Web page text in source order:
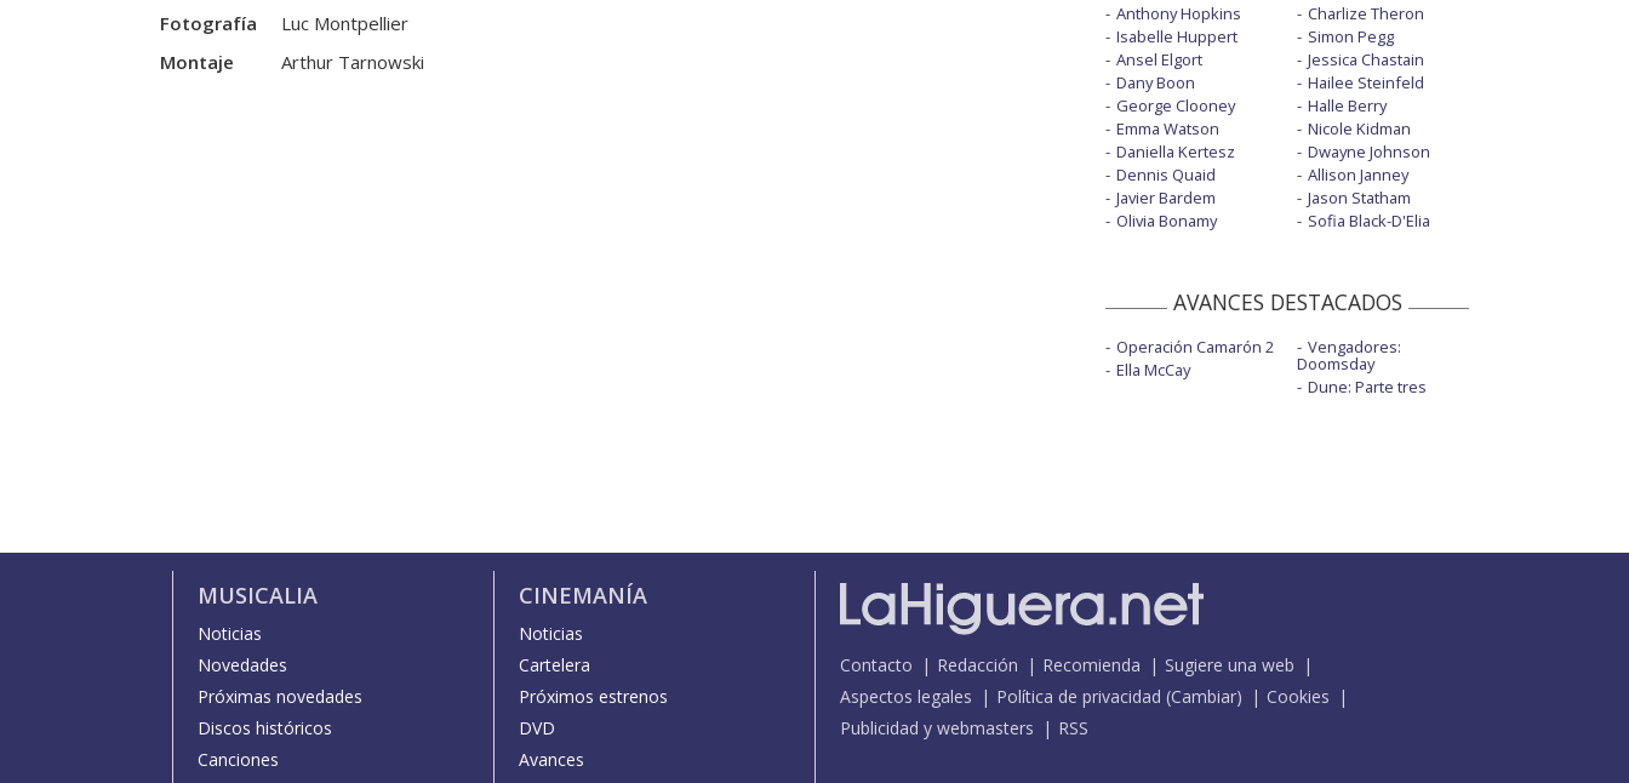
Fotografía
Luc Montpellier
Montaje
Arthur Tarnowski
Anthony Hopkins
Isabelle Huppert
Ansel Elgort
Dany Boon
George Clooney
Emma Watson
Daniella Kertesz
Dennis Quaid
Javier Bardem
Olivia Bonamy
Charlize Theron
Simon Pegg
Jessica Chastain
Hailee Steinfeld
Halle Berry
Nicole Kidman
Dwayne Johnson
Allison Janney
Jason Statham
Sofia Black-D'Elia
AVANCES DESTACADOS
Operación Camarón 2
Ella McCay
Vengadores:
Doomsday
Dune: Parte tres
MUSICALIA
Noticias
Novedades
Próximas novedades
Discos históricos
Canciones
CINEMANÍA
Noticias
Cartelera
Próximos estrenos
DVD
Avances
Contacto Redacción Recomienda
Sugiere una web
Aspectos legales
Política de privacidad (Cambiar)
Cookies
Publicidad y webmasters
RSS